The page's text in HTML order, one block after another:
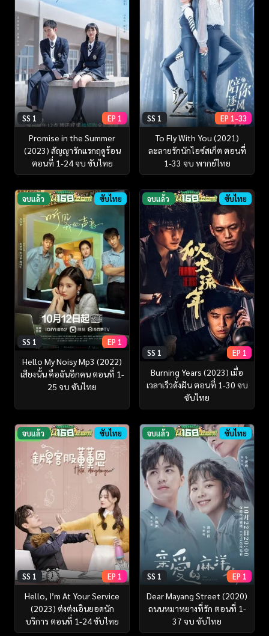
SS 1 EP 1
Promise in the Summer
(2023) สัญญารักแรกฤดูร้อน
ตอนที่ 1-24 จบ ซับไทย
SS 1 EP 1-33
To Fly With You (2021)
ละลายรักนักไอซ์สเก็ต ตอนที่
1-33 จบ พากย์ไทย
จบแล้ว ซับไทย
SS 1 EP 1
Hello My Noisy Mp3 (2022)
เสียงนั้น คือฉันอีกคน ตอนที่ 1-
25 จบ ซับไทย
จบแล้ว ซับไทย
SS 1 EP 1
Burning Years (2023) เมื่อ
เวลาเร็วดั่งฝัน ตอนที่ 1-30 จบ
ซับไทย
จบแล้ว ซับไทย
SS 1 EP 1
Hello, I’m At Your Service
(2023) ต่งต่งเอินยอดนัก
บริการ ตอนที่ 1-24 ซับไทย
จบแล้ว ซับไทย
SS 1 EP 1
Dear Mayang Street (2020)
ถนนหมาหยางที่รัก ตอนที่ 1-
37 จบ ซับไทย